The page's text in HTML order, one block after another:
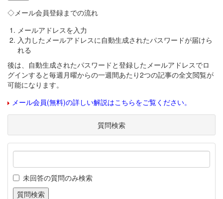
◇メール会員登録までの流れ
メールアドレスを入力
入力したメールアドレスに自動生成されたパスワードが届けら
れる
後は、自動生成されたパスワードと登録したメールアドレスでロ
グインすると毎週月曜からの一週間あたり2つの記事の全文閲覧が
可能になります。
メール会員(無料)の詳しい解説はこちらをご覧ください。
質問検索
未回答の質問のみ検索